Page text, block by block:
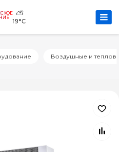
⛅
19°C
Воздушные и